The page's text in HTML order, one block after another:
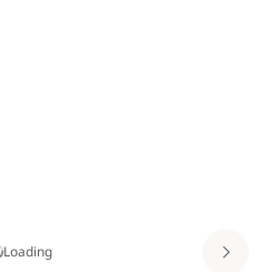
Loading